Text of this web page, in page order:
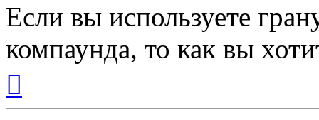
Если вы используете
компаунда, то как вы
началу